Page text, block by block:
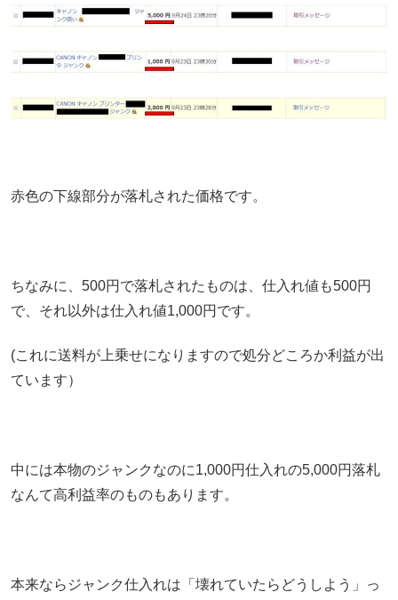
赤色の下線部分が落札された価格です。
ちなみに、500円で落札されたものは、仕入れ値も500円
で、それ以外は仕入れ値1,000円です。
(これに送料が上乗せになりますので処分どころか利益が出
ています）
中には本物のジャンクなのに1,000円仕入れの5,000円落札
なんて高利益率のものもあります。
本来ならジャンク仕入れは「壊れていたらどうしよう」っ